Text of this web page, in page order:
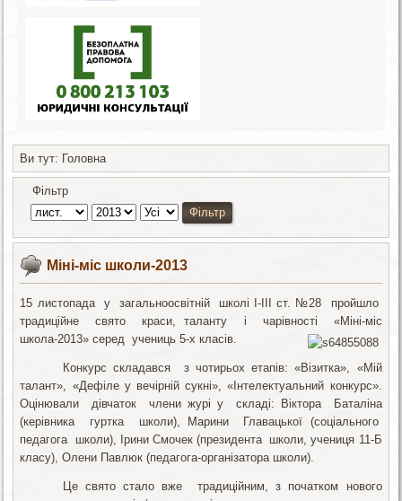
Ви тут: Головна
Фільтр
Фільтр
Міні-міс школи-2013
15 листопада у загальноосвітній школі І-ІІІ ст. №28 пройшло
традиційне свято краси, таланту і чарівності «Міні-міс
школа-2013» серед учениць 5-х класів.
Конкурс складався з чотирьох етапів: «Візитка», «Мій
талант», «Дефіле у вечірній сукні», «Інтелектуальний конкурс».
Оцінювали дівчаток члени журі у складі: Віктора Баталіна
(керівника гуртка школи), Марини Главацької (соціального
педагога школи), Ірини Смочек (президента школи, учениця 11-Б
класу), Олени Павлюк (педагога-організатора школи).
Це свято стало вже традиційним, з початком нового